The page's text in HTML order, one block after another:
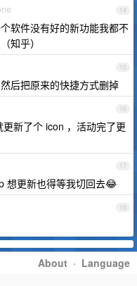
14
软件没有好的新功能我都不
知乎）
15
后把原来的快捷方式删掉
16
新了个 icon ，活动完了更
17
想更新也得等我切回去😂
18
About · Language